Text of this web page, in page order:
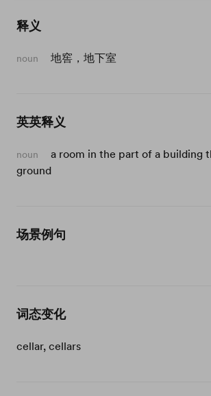
释义
noun 地窖，地下室
英英释义
noun
a room in the part of a building
ground
场景例句
词态变化
cellar, cellars